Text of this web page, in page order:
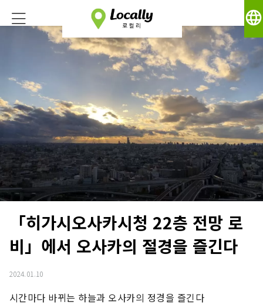
language
「히가시오사카시청 22층 전망 로
비」에서 오사카의 절경을 즐긴다
2024.01.10
시간마다 바뀌는 하늘과 오사카의 정경을 즐긴다